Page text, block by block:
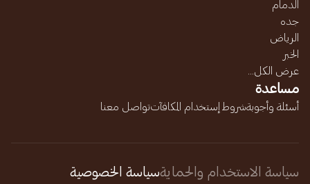
الدمام
جده
الرياض
الخبر
عرض الكل...
مساعدة
أسئلة وأجوبةشروط إستخدام المكافآتتواصل معنا
سياسة الاستخدام والحمايةسياسة الخصوصية